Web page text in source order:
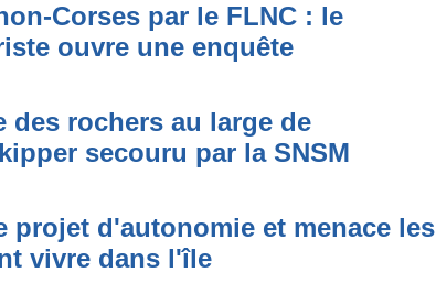
Corses par le FLNC : le
ouvre une enquête
des rochers au large de
secouru par la SNSM
projet d'autonomie et menace les
vivre dans l'île